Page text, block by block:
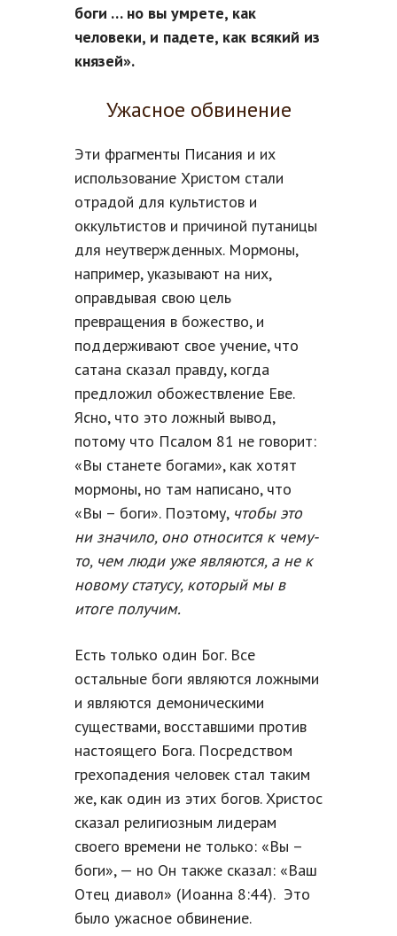
боги … но вы умрете, как
человеки, и падете, как всякий из
князей».
Ужасное обвинение
Эти фрагменты Писания и их
использование Христом стали
отрадой для культистов и
оккультистов и причиной путаницы
для неутвержденных. Мормоны,
например, указывают на них,
оправдывая свою цель
превращения в божество, и
поддерживают свое учение, что
сатана сказал правду, когда
предложил обожествление Еве.
Ясно, что это ложный вывод,
потому что Псалом 81 не говорит:
«Вы станете богами», как хотят
мормоны, но там написано, что
«Вы – боги». Поэтому, чтобы это
ни значило, оно относится к чему-
то, чем люди уже являются, а не к
новому статусу, который мы в
итоге получим.
Есть только один Бог. Все
остальные боги являются ложными
и являются демоническими
существами, восставшими против
настоящего Бога. Посредством
грехопадения человек стал таким
же, как один из этих богов. Христос
сказал религиозным лидерам
своего времени не только: «Вы –
боги», — но Он также сказал: «Ваш
Отец диавол» (Иоанна 8:44). Это
было ужасное обвинение.